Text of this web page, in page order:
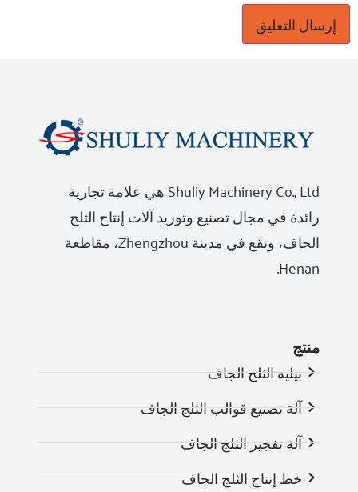
Shuliy Machinery Co., Ltd هي علامة تجارية
رائدة في مجال تصنيع وتوريد آلات إنتاج الثلج
الجاف، وتقع في مدينة Zhengzhou، مقاطعة
Henan.
منتج
بيليه الثلج الجاف
آلة تصنيع قوالب الثلج الجاف
آلة تفجير الثلج الجاف
خط إنتاج الثلج الجاف